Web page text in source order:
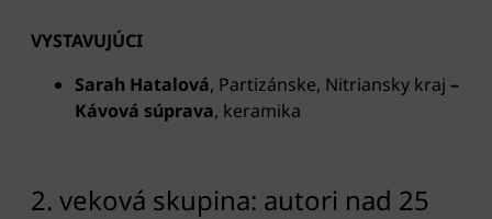
VYSTAVUJÚCI
Sarah Hatalová, Partizánske, Nitriansky kraj –
Kávová súprava, keramika
2. veková skupina: autori nad 25